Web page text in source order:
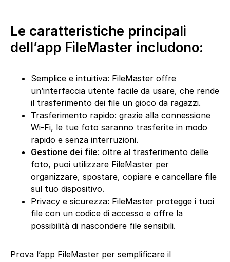
Le caratteristiche principali
dell’app FileMaster includono:
Semplice e intuitiva: FileMaster offre
un’interfaccia utente facile da usare, che rende
il trasferimento dei file un gioco da ragazzi.
Trasferimento rapido: grazie alla connessione
Wi-Fi, le tue foto saranno trasferite in modo
rapido e senza interruzioni.
Gestione dei file: oltre al trasferimento delle
foto, puoi utilizzare FileMaster per
organizzare, spostare, copiare e cancellare file
sul tuo dispositivo.
Privacy e sicurezza: FileMaster protegge i tuoi
file con un codice di accesso e offre la
possibilità di nascondere file sensibili.
Prova l’app FileMaster per semplificare il